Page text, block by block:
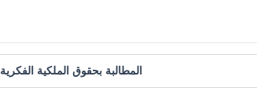
المطالبة بحقوق الملكية الفكرية